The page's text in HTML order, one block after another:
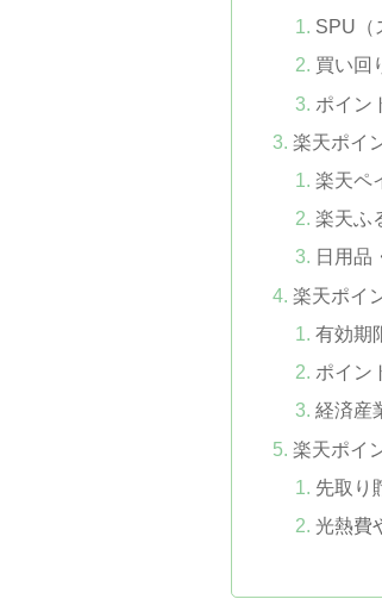
SPU（
買い回
ポイン
楽天ポイ
楽天ペ
楽天ふ
日用品
楽天ポイ
有効期
ポイン
経済産
楽天ポイ
先取り
光熱費